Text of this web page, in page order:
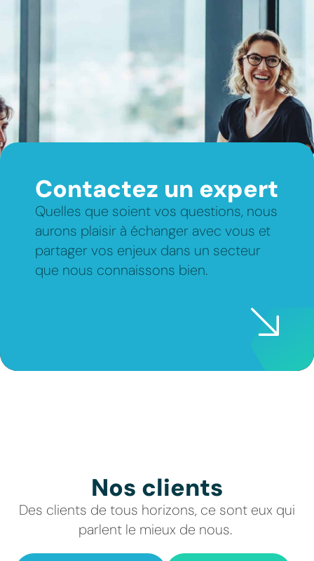
Contactez un expert
Quelles que soient vos questions, nous
aurons plaisir à échanger avec vous et
partager vos enjeux dans un secteur
que nous connaissons bien.
Nos clients
Des clients de tous horizons, ce sont eux qui
parlent le mieux de nous.